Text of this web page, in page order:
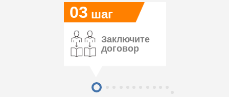
03 шаг
Заключите
договор